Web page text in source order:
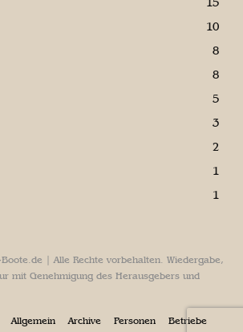
15
10
8
8
5
3
2
1
1
| Alle Rechte vorbehalten. Wiedergabe,
mit Genehmigung des Herausgebers und
Allgemein Archive Personen
Betriebe